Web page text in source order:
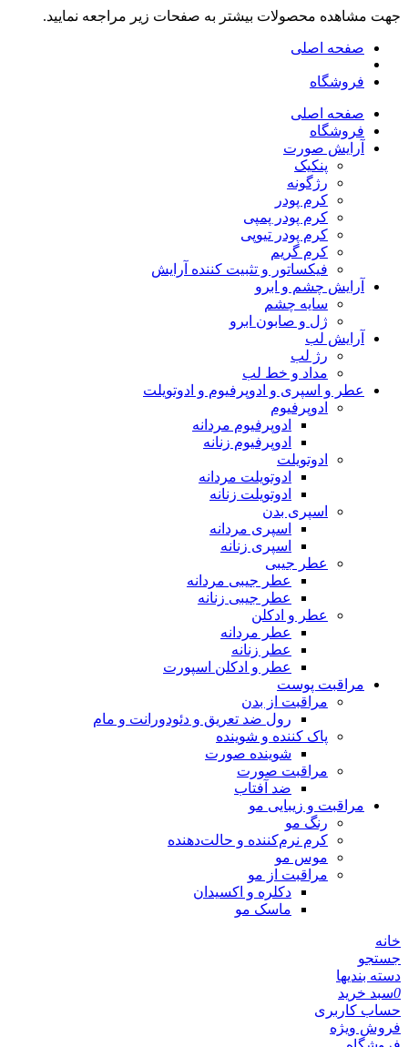
جهت مشاهده محصولات بیشتر به صفحات زیر مراجعه نمایید.
صفحه اصلی
فروشگاه
صفحه اصلی
فروشگاه
آرایش صورت
پنکیک
رژگونه
کرم پودر
کرم پودر پمپی
کرم پودر تیوپی
کرم گریم
فیکساتور و تثبیت کننده آرایش
آرایش چشم و ابرو
سایه چشم
ژل و صابون ابرو
آرایش لب
رژ لب
مداد و خط لب
عطر و اسپری و ادوپرفیوم و ادوتویلت
ادوپرفیوم
ادوپرفیوم مردانه
ادوپرفیوم زنانه
ادوتویلت
ادوتویلت مردانه
ادوتویلت زنانه
اسپری بدن
اسپری مردانه
اسپری زنانه
عطر جیبی
عطر جیبی مردانه
عطر جیبی زنانه
عطر و ادکلن
عطر مردانه
عطر زنانه
عطر و ادکلن اسپورت
مراقبت پوست
مراقبت از بدن
رول ضد تعریق و دئودورانت و مام
پاک کننده و شوینده
شوینده صورت
مراقبت صورت
ضد آفتاب
مراقبت و زیبایی مو
رنگ مو
کرم نرم‌کننده و حالت‌دهنده
موس مو
مراقبت از مو
دکلره و اکسیدان
ماسک مو
خانه
جستجو
دسته بندیها
0سبد خرید
حساب کاربری
فروش ویژه